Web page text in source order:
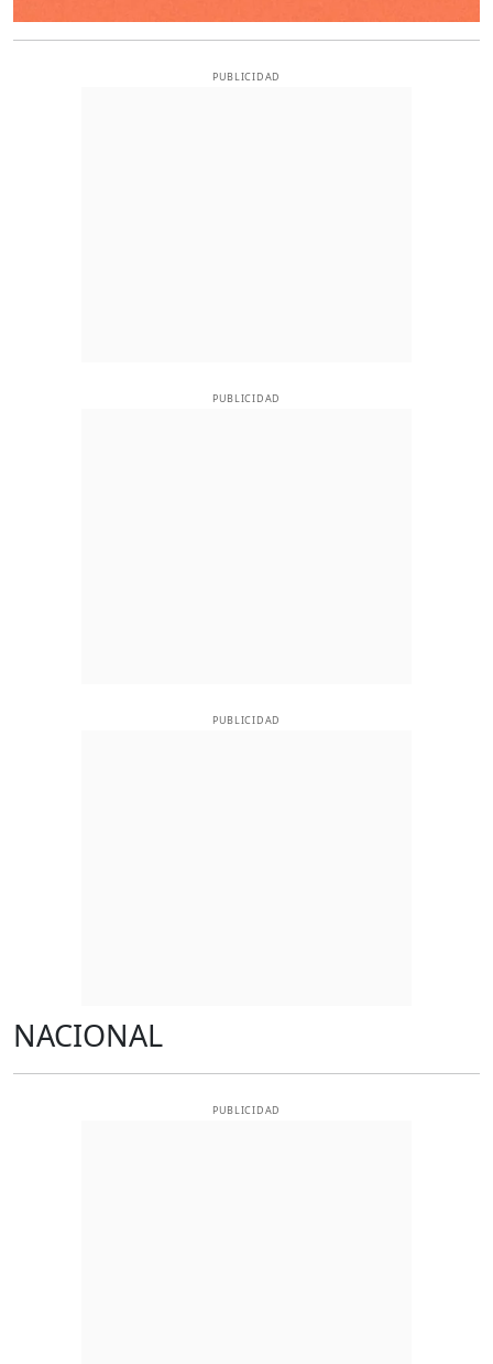
PUBLICIDAD
PUBLICIDAD
PUBLICIDAD
NACIONAL
PUBLICIDAD